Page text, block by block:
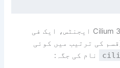
SPIRE اجزاء کو چیک کریں: 3 Cilium ایجنٹس، ایک فی
کی ترتیب میں کوئی
نام کی جگہ: